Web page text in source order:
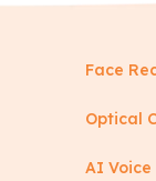
Face
Optical
AI